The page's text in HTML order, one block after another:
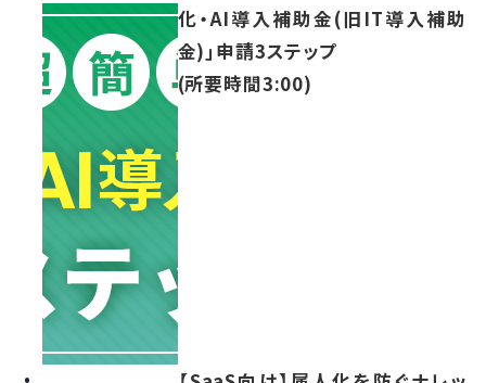
化・AI導入補助金(旧IT導入補助
金)」申請3ステップ
(所要時間3:00)